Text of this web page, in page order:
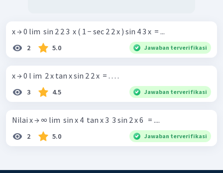
x → 0 lim ​ sin 2 2 3 ​ x ( 1 − sec 2 2 x ) sin 4 3 x ​ = ...
2 5.0 Jawaban terverifikasi
x → 0 l im ​ 2 x tan x sin 2 2 x ​ = . . . .
3 4.5 Jawaban terverifikasi
Nilai x → ∞ lim ​ sin x 4 ​ tan x 3 ​ 3 sin 2 x 6 ​ ​ = ....
2 5.0 Jawaban terverifikasi